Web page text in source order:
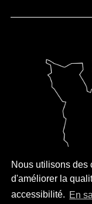
Nous utilisons des
d'améliorer la
accessibilité. En
PLAN DU SITE